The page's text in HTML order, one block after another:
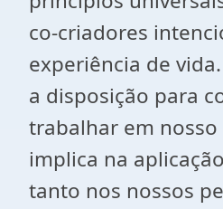
co-criadores
experiência de
a disposição para
trabalhar em nosso
implica na
tanto nos nossos